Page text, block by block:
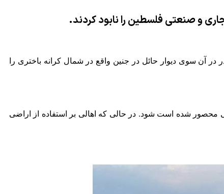
و صنعتی فلسطین را نابود کردند.
5 واحد تجاری در شهر برطعه الشرقیه در در آن سوی دیوار حائل در جنین واقع در شمال کرانه باختری را
محصور شده است شود. در حالی که اهالی بر استفاده از اراضی